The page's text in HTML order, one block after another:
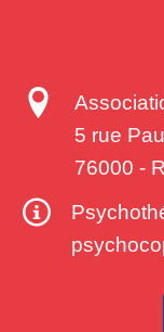
5 rue
76000 -